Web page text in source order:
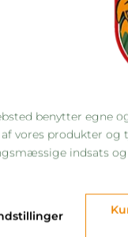
benytter egne
vores produkter og
indsats